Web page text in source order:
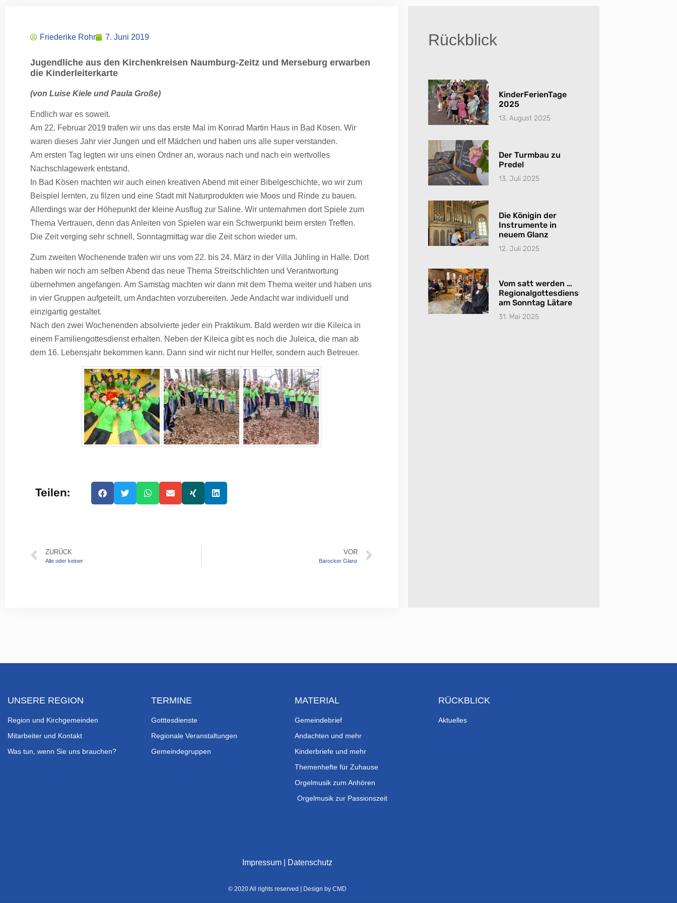
Friederike Rohr 7. Juni 2019
Jugendliche aus den Kirchenkreisen Naumburg-Zeitz und Merseburg erwarben
die Kinderleiterkarte
(von Luise Kiele und Paula Große)
Endlich war es soweit.
Am 22. Februar 2019 trafen wir uns das erste Mal im Konrad Martin Haus in Bad Kösen. Wir
waren dieses Jahr vier Jungen und elf Mädchen und haben uns alle super verstanden.
Am ersten Tag legten wir uns einen Ordner an, woraus nach und nach ein wertvolles
Nachschlagewerk entstand.
In Bad Kösen machten wir auch einen kreativen Abend mit einer Bibelgeschichte, wo wir zum
Beispiel lernten, zu filzen und eine Stadt mit Naturprodukten wie Moos und Rinde zu bauen.
Allerdings war der Höhepunkt der kleine Ausflug zur Saline. Wir unternahmen dort Spiele zum
Thema Vertrauen, denn das Anleiten von Spielen war ein Schwerpunkt beim ersten Treffen.
Die Zeit verging sehr schnell, Sonntagmittag war die Zeit schon wieder um.
Zum zweiten Wochenende trafen wir uns vom 22. bis 24. März in der Villa Jühling in Halle. Dort
haben wir noch am selben Abend das neue Thema Streitschlichten und Verantwortung
übernehmen angefangen. Am Samstag machten wir dann mit dem Thema weiter und haben uns
in vier Gruppen aufgeteilt, um Andachten vorzubereiten. Jede Andacht war individuell und
einzigartig gestaltet.
Nach den zwei Wochenenden absolvierte jeder ein Praktikum. Bald werden wir die Kileica in
einem Familiengottesdienst erhalten. Neben der Kileica gibt es noch die Juleica, die man ab
dem 16. Lebensjahr bekommen kann. Dann sind wir nicht nur Helfer, sondern auch Betreuer.
Teilen:
ZURÜCK
Alle oder keiner
VOR
Barocker Glanz
Rückblick
KinderFerienTage
2025
13. August 2025
Der Turmbau zu
Predel
13. Juli 2025
Die Königin der
Instrumente in
neuem Glanz
12. Juli 2025
Vom satt werden …
Regionalgottesdienst
am Sonntag Lätare
31. Mai 2025
UNSERE REGION
Region und Kirchgemeinden
Mitarbeiter und Kontakt
Was tun, wenn Sie uns brauchen?
TERMINE
Gotttesdienste
Regionale Veranstaltungen
Gemeindegruppen
MATERIAL
Gemeindebrief
Andachten und mehr
Kinderbriefe und mehr
Themenhefte für Zuhause
Orgelmusik zum Anhören
Orgelmusik zur Passionszeit
RÜCKBLICK
Aktuelles
Impressum| Datenschutz
© 2020 All rights reserved | Design by CMD